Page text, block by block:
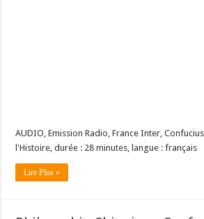
AUDIO, Emission Radio, France Inter,
l'Histoire, durée : 28 minutes, langue : français
Lire Plus »